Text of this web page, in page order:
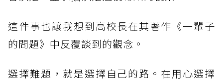
這件事也讓我想到高校長在其著作《一輩子
的問題》中反覆談到的觀念。
選擇難題，就是選擇自己的路。在用心選擇